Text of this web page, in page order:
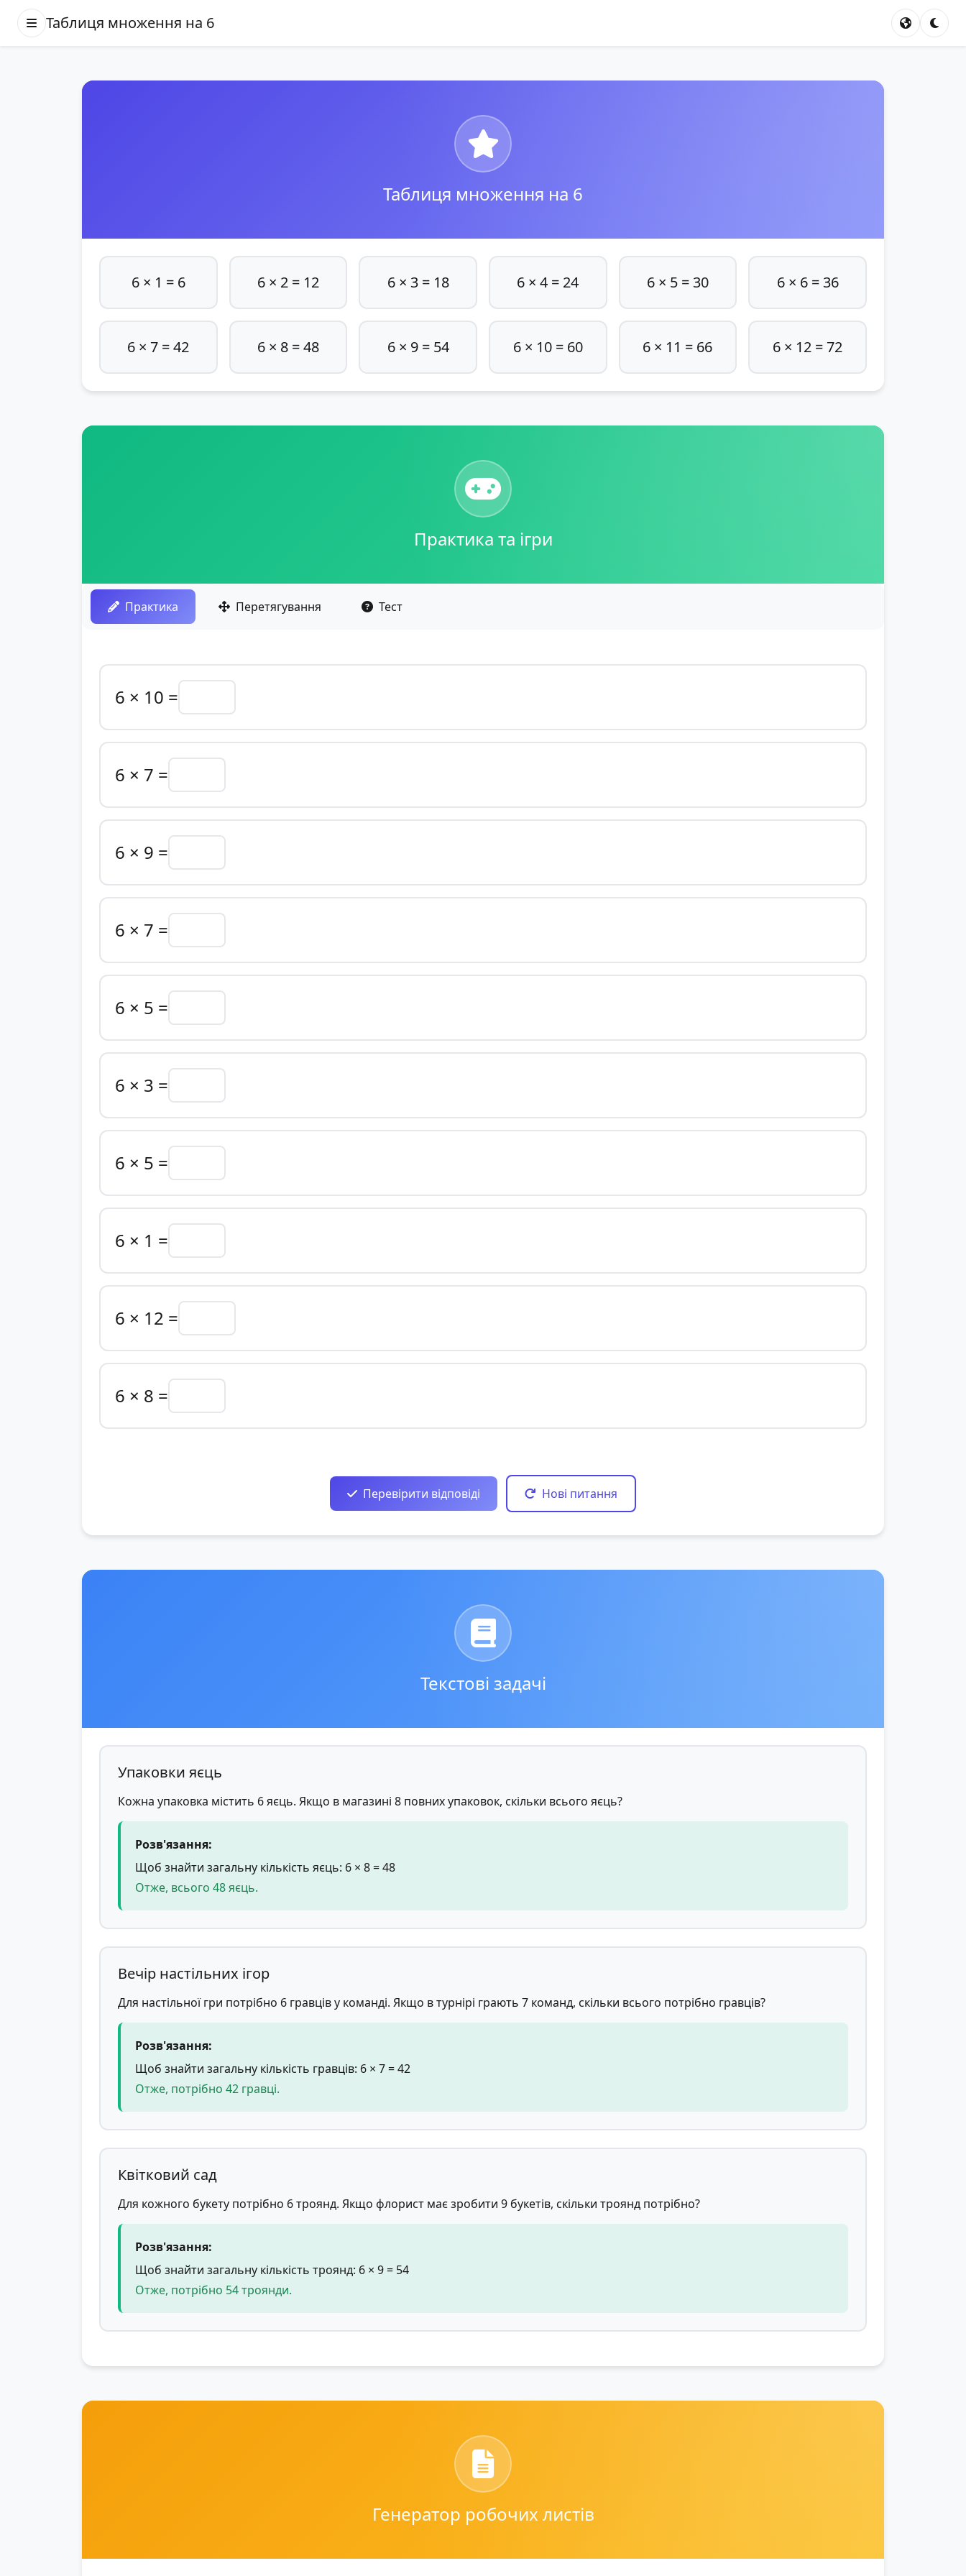
Таблиця множення на 6
Таблиця множення на 6
6 × 1 = 6 6 × 2 = 12 6 × 3 = 18 6 × 4 = 24 6 × 5 = 30 6 × 6 = 36
6 × 7 = 42 6 × 8 = 48 6 × 9 = 54 6 × 10 = 60 6 × 11 = 66 6 × 12 = 72
Практика та ігри
Практика Перетягування Тест
6 × 10 =
6 × 7 =
6 × 9 =
6 × 7 =
6 × 5 =
6 × 3 =
6 × 5 =
6 × 1 =
6 × 12 =
6 × 8 =
Перевірити відповіді Нові питання
Текстові задачі
Упаковки яєць
Кожна упаковка містить 6 яєць. Якщо в магазині 8 повних упаковок, скільки всього яєць?
Розв'язання:
Щоб знайти загальну кількість яєць: 6 × 8 = 48
Отже, всього 48 яєць.
Вечір настільних ігор
Для настільної гри потрібно 6 гравців у команді. Якщо в турнірі грають 7 команд, скільки всього потрібно гравців?
Розв'язання:
Щоб знайти загальну кількість гравців: 6 × 7 = 42
Отже, потрібно 42 гравці.
Квітковий сад
Для кожного букету потрібно 6 троянд. Якщо флорист має зробити 9 букетів, скільки троянд потрібно?
Розв'язання:
Щоб знайти загальну кількість троянд: 6 × 9 = 54
Отже, потрібно 54 троянди.
Генератор робочих листів